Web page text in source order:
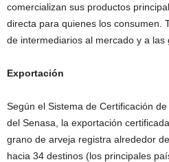
comercializan sus productos
directa para quienes los consumen.
de intermediarios al mercado y a las
Exportación
Según el Sistema de Certificación
del Senasa, la exportación
grano de arveja registra alrededor
hacia 34 destinos (los principales